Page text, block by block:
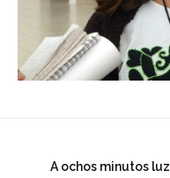
A ochos minutos luz